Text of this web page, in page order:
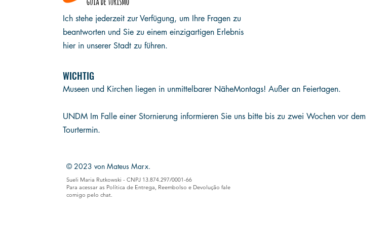
Ich stehe jederzeit zur Verfügung, um Ihre Fragen zu
beantworten und Sie zu einem einzigartigen Erlebnis
hier in unserer Stadt zu führen.
WICHTIG
Museen und Kirchen liegen in unmittelbarer NäheMontags! Außer an Feiertagen.
UNDM Im Falle einer Stornierung informieren Sie uns bitte bis zu zwei Wochen vor dem
Tourtermin.
© 2023 von Mateus Marx.
Sueli Maria Rutkowski - CNPJ 13.874.297/0001-66
Para acessar as Política de Entrega, Reembolso e Devolução fale
comigo pelo chat.